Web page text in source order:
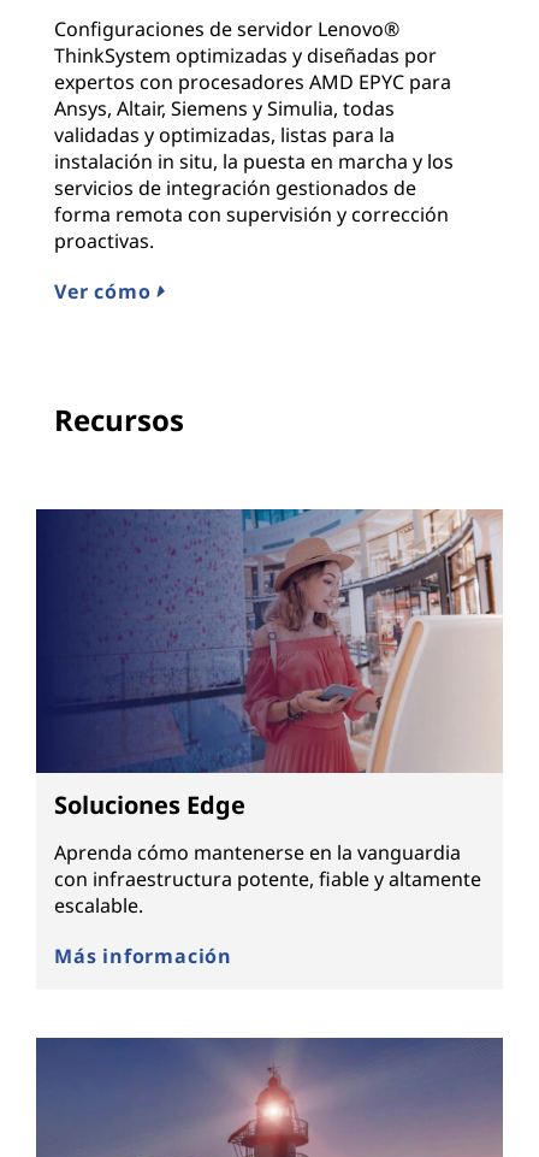
Configuraciones de servidor Lenovo®
ThinkSystem optimizadas y diseñadas por
expertos con procesadores AMD EPYC para
Ansys, Altair, Siemens y Simulia, todas
validadas y optimizadas, listas para la
instalación in situ, la puesta en marcha y los
servicios de integración gestionados de
forma remota con supervisión y corrección
proactivas.
Ver cómo
Recursos
Soluciones Edge
Aprenda cómo mantenerse en la vanguardia
con infraestructura potente, fiable y altamente
escalable.
Más información